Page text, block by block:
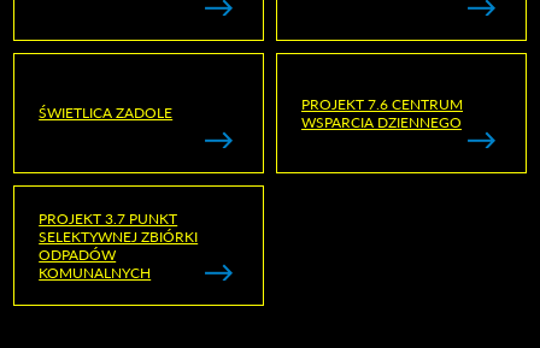
ŚWIETLICA ZADOLE
PROJEKT 7.6 CENTRUM
WSPARCIA DZIENNEGO
PROJEKT 3.7 PUNKT
SELEKTYWNEJ ZBIÓRKI
ODPADÓW
KOMUNALNYCH